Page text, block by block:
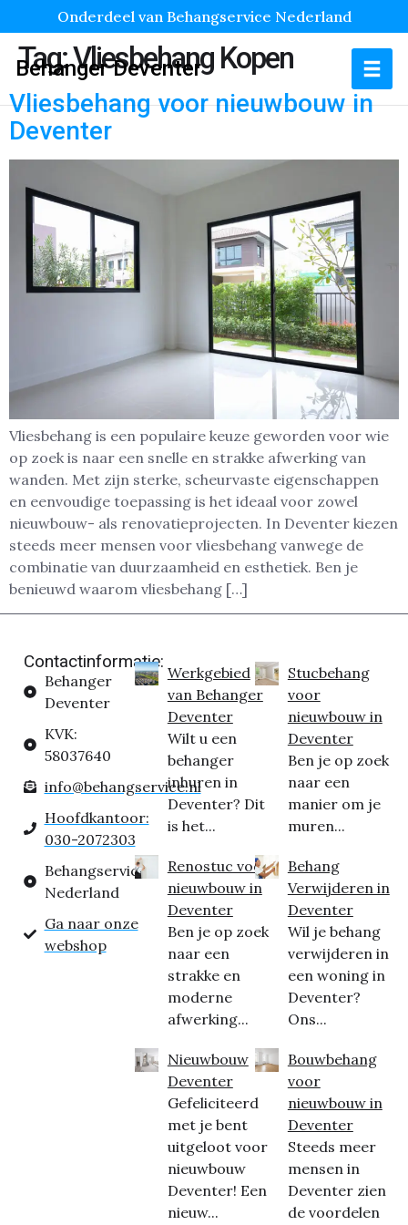
Onderdeel van Behangservice Nederland
Behanger Deventer
Tag:Vliesbehang Kopen
Vliesbehang voor nieuwbouw in
Deventer
Vliesbehang is een populaire keuze geworden voor wie
op zoek is naar een snelle en strakke afwerking van
wanden. Met zijn sterke, scheurvaste eigenschappen
en eenvoudige toepassing is het ideaal voor zowel
nieuwbouw- als renovatieprojecten. In Deventer kiezen
steeds meer mensen voor vliesbehang vanwege de
combinatie van duurzaamheid en esthetiek. Ben je
benieuwd waarom vliesbehang […]
Contactinformatie:
Behanger
Deventer
KVK:
58037640
info@behangservice.nl
Hoofdkantoor:
030-2072303
Behangservice
Nederland
Ga naar onze
webshop
Werkgebied
van Behanger
Deventer
Wilt u een
behanger
inhuren in
Deventer? Dit
is het...
Renostuc voor
nieuwbouw in
Deventer
Ben je op zoek
naar een
strakke en
moderne
afwerking...
Nieuwbouw
Deventer
Gefeliciteerd
met je bent
uitgeloot voor
nieuwbouw
Deventer! Een
nieuw...
Stucbehang
voor
nieuwbouw in
Deventer
Ben je op zoek
naar een
manier om je
muren...
Behang
Verwijderen in
Deventer
Wil je behang
verwijderen in
een woning in
Deventer?
Ons...
Bouwbehang
voor
nieuwbouw in
Deventer
Steeds meer
mensen in
Deventer zien
de voordelen